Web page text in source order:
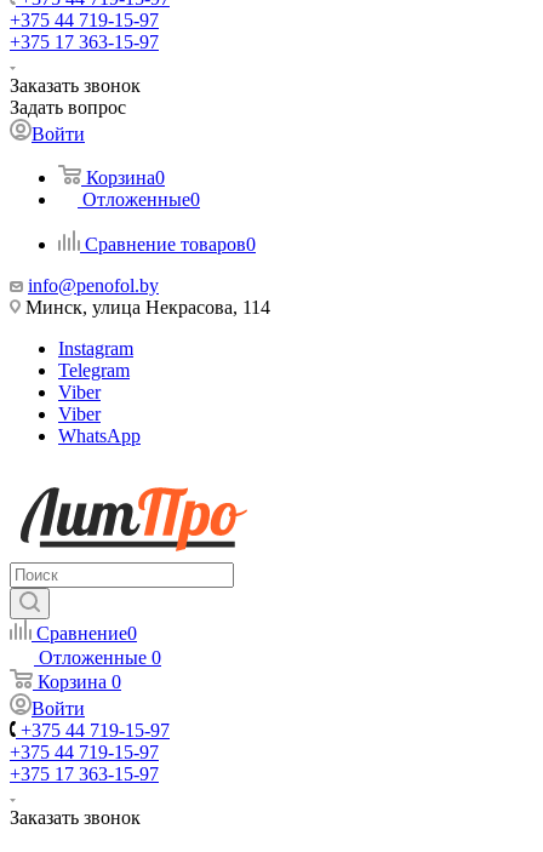
+375 44 719-15-97
+375 17 363-15-97
Заказать звонок
Задать вопрос
Войти
Корзина0
Отложенные0
Сравнение товаров0
info@penofol.by
Минск, улица Некрасова, 114
Instagram
Telegram
Viber
Viber
WhatsApp
Сравнение0
Отложенные 0
Корзина 0
Войти
+375 44 719-15-97
+375 44 719-15-97
+375 17 363-15-97
Заказать звонок